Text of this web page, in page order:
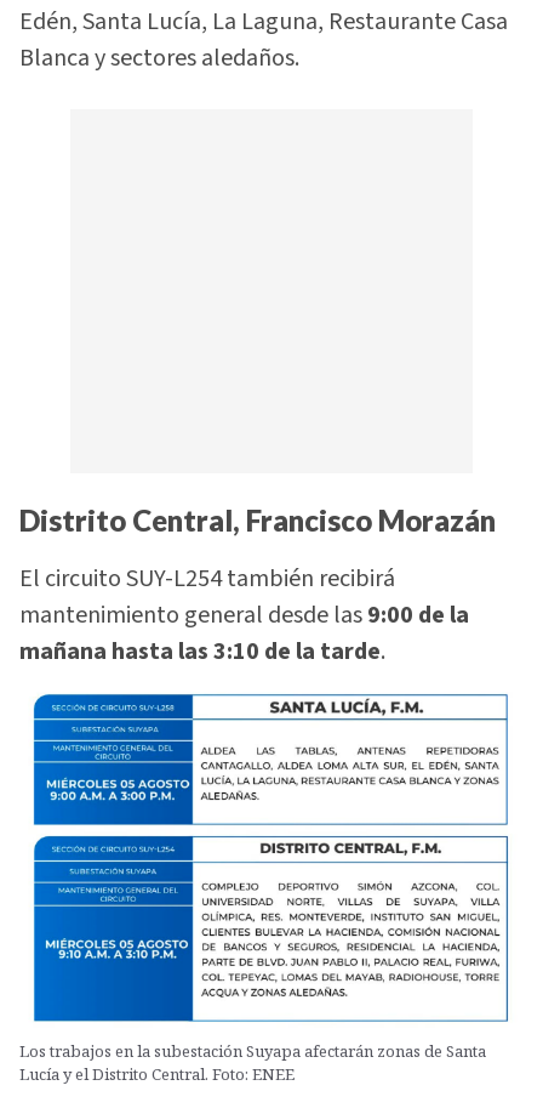
Edén, Santa Lucía, La Laguna, Restaurante Casa
Blanca y sectores aledaños.
Distrito Central, Francisco Morazán
El circuito SUY-L254 también recibirá
mantenimiento general desde las9:00 de la
mañana hasta las 3:10 de la tarde.
Los trabajos en la subestación Suyapa afectarán zonas de Santa
Lucía y el Distrito Central. Foto: ENEE